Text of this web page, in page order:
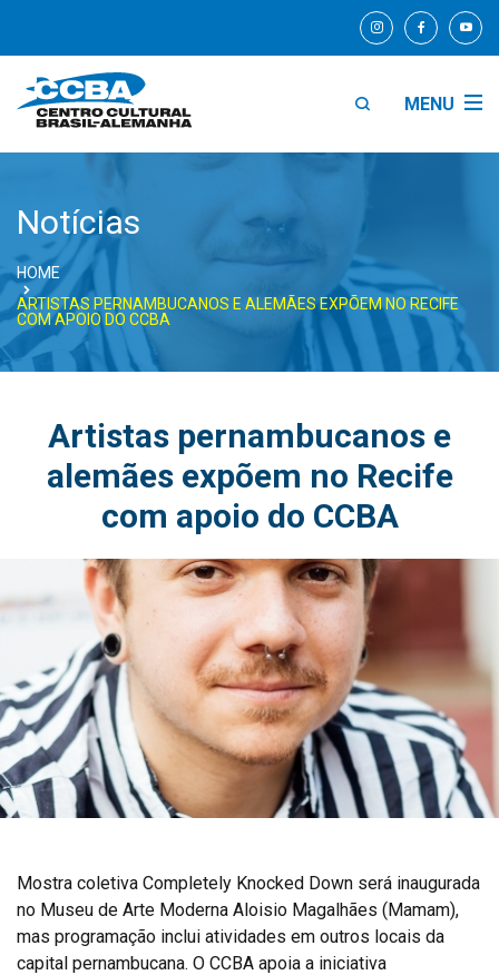
MENU
Notícias
HOME
ARTISTAS PERNAMBUCANOS E ALEMÃES EXPÕEM NO RECIFE
COM APOIO DO CCBA
Artistas pernambucanos e
alemães expõem no Recife
com apoio do CCBA
Mostra coletiva Completely Knocked Down será inaugurada
no Museu de Arte Moderna Aloisio Magalhães (Mamam),
mas programação inclui atividades em outros locais da
capital pernambucana. O CCBA apoia a iniciativa